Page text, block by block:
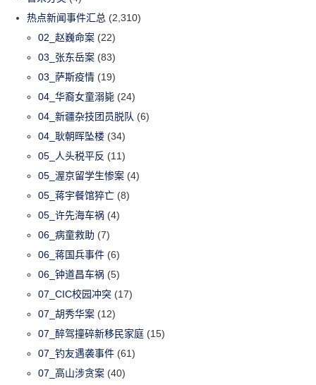
热点新闻事件汇总 (2,310)
02_赵巍命案 (22)
03_张东岳案 (83)
03_萨斯疫情 (19)
04_华裔女童溺毙 (24)
04_新疆杂技团员脱队 (6)
04_耿朝晖坠楼 (34)
05_人头税平反 (11)
05_渥京留学生惨案 (4)
05_蒋宇餐馆猝亡 (8)
05_许先海车祸 (4)
06_病童救助 (7)
06_蒋国兵事件 (6)
06_钟道昌车祸 (5)
07_CIC校园冲突 (17)
07_胡秀华案 (12)
07_醉驾撞碎新移民家庭 (15)
07_钓友遇袭事件 (61)
07_高山涉贪案 (40)